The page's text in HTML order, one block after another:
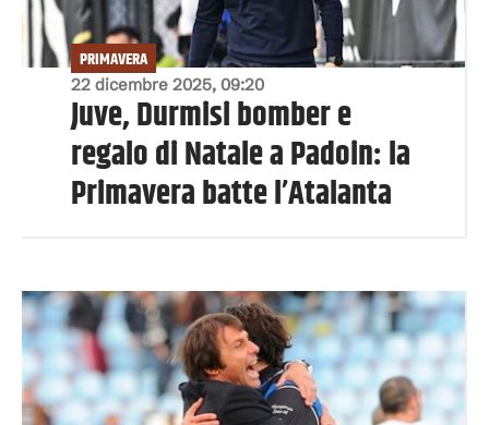
22 dicembre 2025, 09:20
PRIMAVERA
Juve, Durmisi bomber e
regalo di Natale a Padoin: la
Primavera batte l’Atalanta